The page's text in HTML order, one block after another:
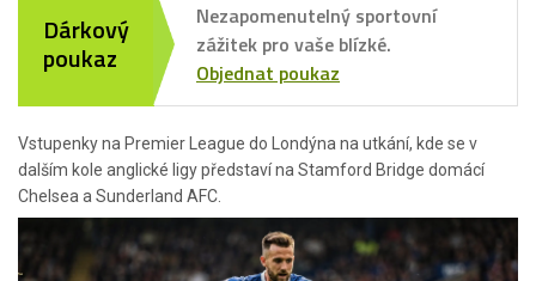
Vstupenky na Premier League do Londýna na utkání, kde se v
dalším kole anglické ligy představí na Stamford Bridge domácí
Chelsea a Sunderland AFC.
Dárkový
poukaz
Nezapomenutelný sportovní
zážitek pro vaše blízké.
Objednat poukaz